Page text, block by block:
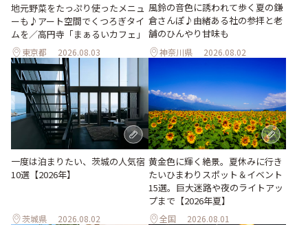
地元野菜をたっぷり使ったメニュ
ーも♪アート空間でくつろぎタイ
ムを／高円寺「まぁるいカフェ」
東京都 2026.08.03
風鈴の音色に誘われて歩く夏の鎌
倉さんぽ♪由緒ある社の参拝と老
舗のひんやり甘味も
神奈川県 2026.08.02
一度は泊まりたい、茨城の人気宿
10選【2026年】
茨城県 2026.08.02
黄金色に輝く絶景。夏休みに行き
たいひまわりスポット＆イベント
15選。巨大迷路や夜のライトアッ
プまで【2026年夏】
全国 2026.08.01